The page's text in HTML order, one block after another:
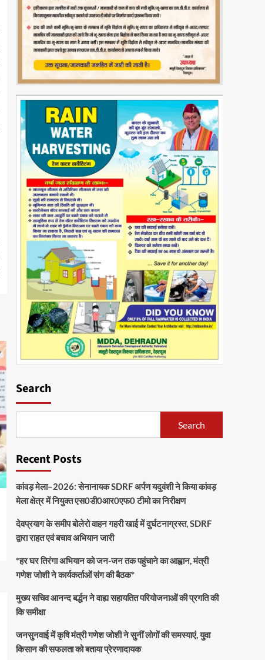
Search
Search
Recent Posts
कांवड़ मेला–2026: सेनानायक SDRF अर्पण यदुवंशी ने किया कांवड़
मेला क्षेत्र में नियुक्त एस0डी0आर0एफ0 टीमो का निरीक्षण
देवप्रयाग के समीप बोलेरो वाहन गहरी खाई में दुर्घटनाग्रस्त, SDRF
द्वारा राहत एवं बचाव अभियान जारी
*हर घर तिरंगा अभियान को जन-जन तक पहुंचाने का आह्वान, मंत्री
गणेश जोशी ने कार्यकर्ताओं संग की बैठक*
मुख्य सचिव आनन्द बर्द्धन ने वाह्य सहायतित परियोजनाओं की प्रगति की
कि समीक्षा
जनसुनवाई में कृषि मंत्री गणेश जोशी ने सुनीं लोगों की समस्याएं, युवा
किसान की सफलता को बताया प्रेरणादायक